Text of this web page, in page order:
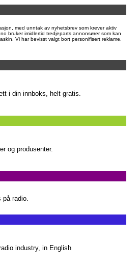
med unntak av nyhetsbrev som krever aktiv
bruker imidlertid tredjeparts annonsører som kan
Vi har bevisst valgt bort personifisert reklame.
i din innboks, helt gratis.
og produsenter.
på radio.
industry, in English